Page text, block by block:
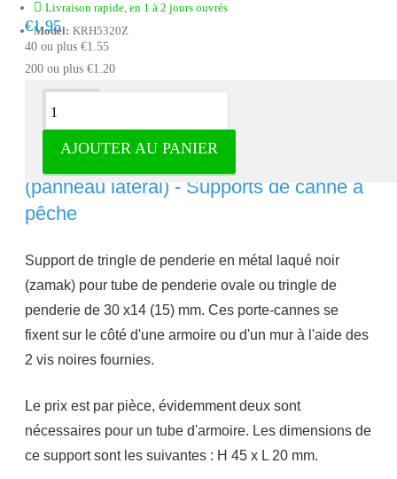
Livraison rapide, en 1 à 2 jours ouvrés
Model: KRH5320Z
€1.95
40 ou plus €1.55
200 ou plus €1.20
AJOUTER AU PANIER
Description
Support de canne à pêche noir
(panneau latéral) - Supports de canne à
pêche
Support de tringle de penderie en métal laqué noir
(zamak) pour tube de penderie ovale ou tringle de
penderie de 30 x14 (15) mm. Ces porte-cannes se
fixent sur le côté d'une armoire ou d'un mur à l'aide des
2 vis noires fournies.
Le prix est par pièce, évidemment deux sont
nécessaires pour un tube d'armoire. Les dimensions de
ce support sont les suivantes : H 45 x L 20 mm.